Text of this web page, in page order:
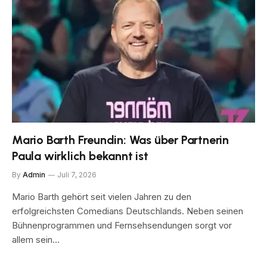
Mario Barth Freundin: Was über Partnerin
Paula wirklich bekannt ist
By Admin Juli 7, 2026
Mario Barth gehört seit vielen Jahren zu den
erfolgreichsten Comedians Deutschlands. Neben seinen
Bühnenprogrammen und Fernsehsendungen sorgt vor
allem sein…